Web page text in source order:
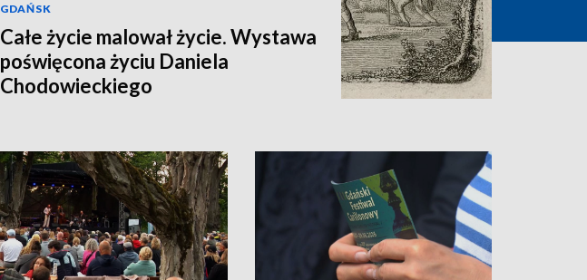
GDAŃSK
Całe życie malował życie. Wystawa
poświęcona życiu Daniela
Chodowieckiego